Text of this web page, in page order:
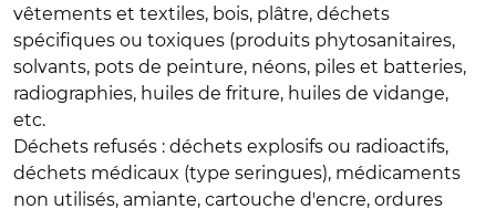
vêtements et textiles, bois, plâtre, déchets
spécifiques ou toxiques (produits phytosanitaires,
solvants, pots de peinture, néons, piles et batteries,
radiographies, huiles de friture, huiles de vidange,
etc.
Déchets refusés : déchets explosifs ou radioactifs,
déchets médicaux (type seringues), médicaments
non utilisés, amiante, cartouche d'encre, ordures